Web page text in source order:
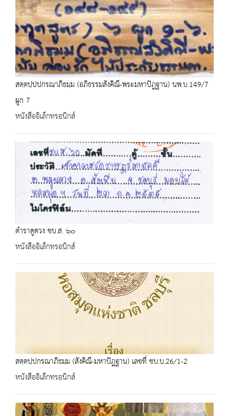
สตฺตปฺปปกรณาภิธมฺม (อภิธรรมสังคิณี-พระมหาปัฎฐาน) นพ.บ.149/7
ผูก 7
หนังสืออิเล็กทรอนิกส์
ตำราดูดวง ชบ.ส. ๖๐
หนังสืออิเล็กทรอนิกส์
สตฺตปฺปกรณาภิธมฺม (สังคิณี-มหาปัฎฐาน) เลขที่ ชบ.บ.26/1-2
หนังสืออิเล็กทรอนิกส์